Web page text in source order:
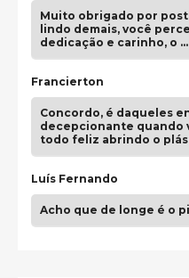
Muito obrigado por
lindo demais, você
dedicação e carinho, o …
Francierton
Concordo, é daqueles
decepcionante quando
todo feliz abrindo o
Luís Fernando
Acho que de longe é o